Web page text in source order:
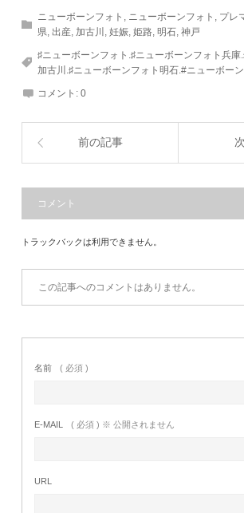
ニューボーンフォト , ニューボーンフォト , プレ
県,出産, 加古川 ,妊娠,姫路,明石,神戸
♯ニューボーンフォト.♯ニューボーンフォト兵庫
加古川.♯ニューボーンフォト明石.#ニューボー
コメント:0
前の記事
コメント
トラックバックは利用できません。
この記事へのコメントはありません。
名前 ( 必須 )
E-MAIL ( 必須 ) ※ 公開されません
URL